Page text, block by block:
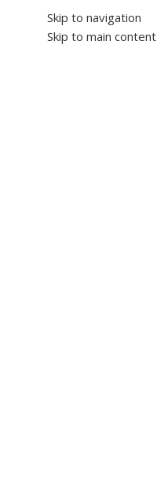
Skip to navigation
Skip to main content